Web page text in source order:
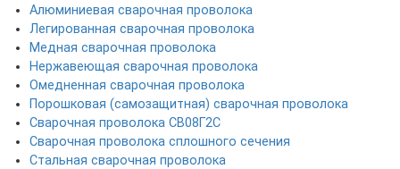
Алюминиевая сварочная проволока
Легированная сварочная проволока
Медная сварочная проволока
Нержавеющая сварочная проволока
Омедненная сварочная проволока
Порошковая (самозащитная) сварочная проволока
Сварочная проволока СВ08Г2С
Сварочная проволока сплошного сечения
Стальная сварочная проволока